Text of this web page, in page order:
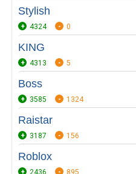
Stylish
4324 0
KING
4313 5
Boss
3585 1324
Raistar
3187 156
Roblox
2436 895